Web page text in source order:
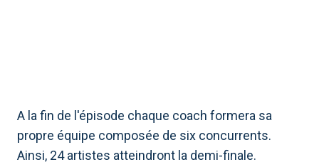
A la fin de l'épisode chaque coach formera sa
propre équipe composée de six concurrents.
Ainsi, 24 artistes atteindront la demi-finale.